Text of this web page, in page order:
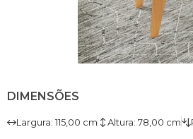
DIMENSÕES
Largura: 115,00 cm Altura: 78,00 cm